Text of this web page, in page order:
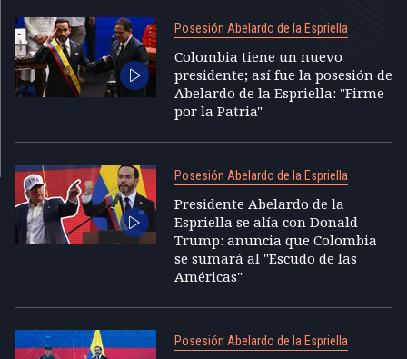
Posesión Abelardo de la Espriella
Colombia tiene un nuevo
presidente; así fue la posesión de
Abelardo de la Espriella: "Firme
por la Patria"
Posesión Abelardo de la Espriella
Presidente Abelardo de la
Espriella se alía con Donald
Trump: anuncia que Colombia
se sumará al "Escudo de las
Américas"
Posesión Abelardo de la Espriella